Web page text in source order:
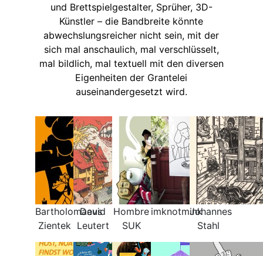
und Brettspielgestalter, Sprüher, 3D-
Künstler – die Bandbreite könnte
abwechslungsreicher nicht sein, mit der
sich mal anschaulich, mal verschlüsselt,
mal bildlich, mal textuell mit den diversen
Eigenheiten der Grantelei
auseinandergesetzt wird.
Bartholomaeus
Zientek
David
Leutert
Hombre
SUK
imknotminkJohannes
Stahl